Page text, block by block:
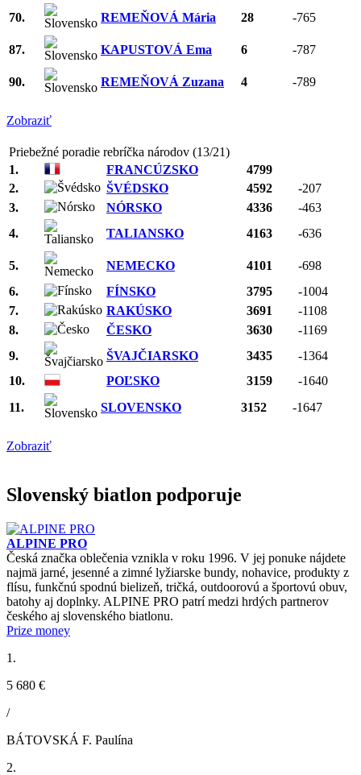
70. REMEŇOVÁ Mária 28 -765
87. KAPUSTOVÁ Ema 6 -787
90. REMEŇOVÁ Zuzana 4 -789
Zobraziť
Priebežné poradie rebríčka národov (13/21)
1.
FRANCÚZSKO
4799
2.
ŠVÉDSKO 4592
-207
3.
NÓRSKO 4336
-463
4.
TALIANSKO 4163 -636
5. NEMECKO 4101
-698
6.
FÍNSKO 3795
-1004
7.
RAKÚSKO 3691
-1108
8.
ČESKO 3630
-1169
9.
ŠVAJČIARSKO 3435
-1364
10.
POĽSKO 3159
-1640
11.
SLOVENSKO 3152 -1647
Zobraziť
Slovenský biatlon podporuje
ALPINE PRO
Česká značka oblečenia vznikla v roku 1996. V jej ponuke nájdete
najmä jarné, jesenné a zimné lyžiarske bundy, nohavice, produkty z
flísu, funkčnú spodnú bielizeň, tričká, outdoorovú a športovú obuv,
batohy aj doplnky. ALPINE PRO patrí medzi hrdých partnerov
českého aj slovenského biatlonu.
Prize money
1.
5 680 €
/
BÁTOVSKÁ F. Paulína
2.